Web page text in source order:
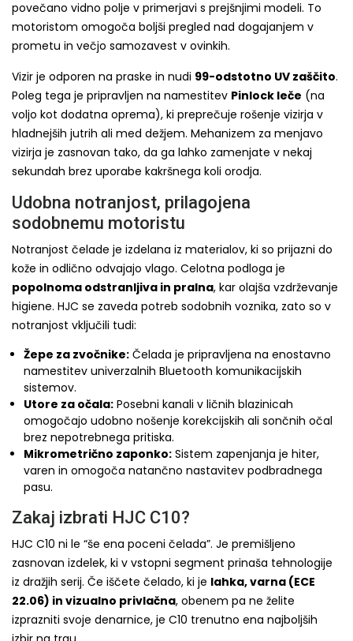
povečano vidno polje v primerjavi s prejšnjimi modeli. To
motoristom omogoča boljši pregled nad dogajanjem v
prometu in večjo samozavest v ovinkih.
Vizir je odporen na praske in nudi 99-odstotno UV zaščito.
Poleg tega je pripravljen na namestitev Pinlock leče (na
voljo kot dodatna oprema), ki preprečuje rošenje vizirja v
hladnejših jutrih ali med dežjem. Mehanizem za menjavo
vizirja je zasnovan tako, da ga lahko zamenjate v nekaj
sekundah brez uporabe kakršnega koli orodja.
Udobna notranjost, prilagojena
sodobnemu motoristu
Notranjost čelade je izdelana iz materialov, ki so prijazni do
kože in odlično odvajajo vlago. Celotna podloga je
popolnoma odstranljiva in pralna, kar olajša vzdrževanje
higiene. HJC se zaveda potreb sodobnih voznika, zato so v
notranjost vključili tudi:
Žepe za zvočnike: Čelada je pripravljena na enostavno
namestitev univerzalnih Bluetooth komunikacijskih
sistemov.
Utore za očala: Posebni kanali v ličnih blazinicah
omogočajo udobno nošenje korekcijskih ali sončnih očal
brez nepotrebnega pritiska.
Mikrometrično zaponko: Sistem zapenjanja je hiter,
varen in omogoča natančno nastavitev podbradnega
pasu.
Zakaj izbrati HJC C10?
HJC C10 ni le “še ena poceni čelada”. Je premišljeno
zasnovan izdelek, ki v vstopni segment prinaša tehnologije
iz dražjih serij. Če iščete čelado, ki je lahka, varna (ECE
22.06) in vizualno privlačna, obenem pa ne želite
izprazniti svoje denarnice, je C10 trenutno ena najboljših